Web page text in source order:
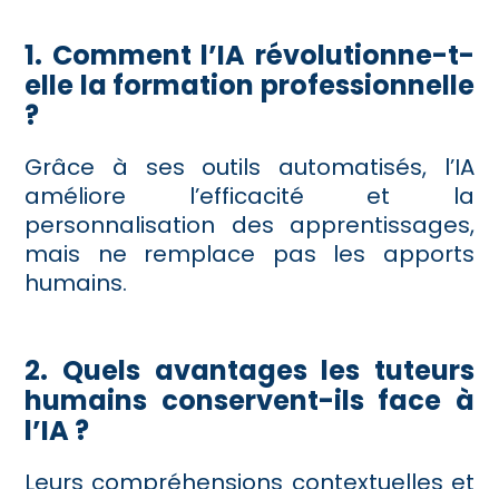
1. Comment l’IA révolutionne-t-
elle la formation professionnelle
?
Grâce à ses outils automatisés, l’IA
améliore l’efficacité et la
personnalisation des apprentissages,
mais ne remplace pas les apports
humains.
2. Quels avantages les tuteurs
humains conservent-ils face à
l’IA ?
Leurs compréhensions contextuelles et